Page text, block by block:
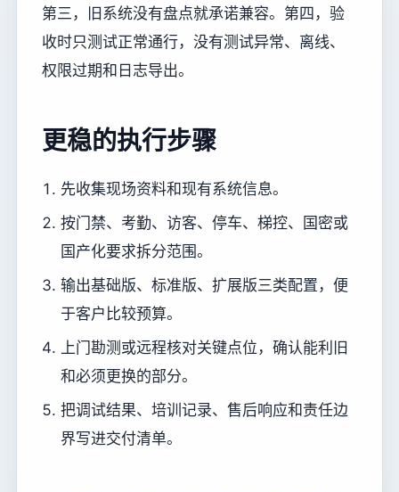
第三，旧系统没有盘点就承诺兼容。第四，验
收时只测试正常通行，没有测试异常、离线、
权限过期和日志导出。
更稳的执行步骤
先收集现场资料和现有系统信息。
按门禁、考勤、访客、停车、梯控、国密或
国产化要求拆分范围。
输出基础版、标准版、扩展版三类配置，便
于客户比较预算。
上门勘测或远程核对关键点位，确认能利旧
和必须更换的部分。
把调试结果、培训记录、售后响应和责任边
界写进交付清单。